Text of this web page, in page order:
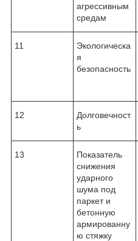
агрессивным
средам
11
Экологическа
я
безопасность
12
Долговечност
ь
13
Показатель
снижения
ударного
шума под
паркет и
бетонную
армированну
ю стяжку